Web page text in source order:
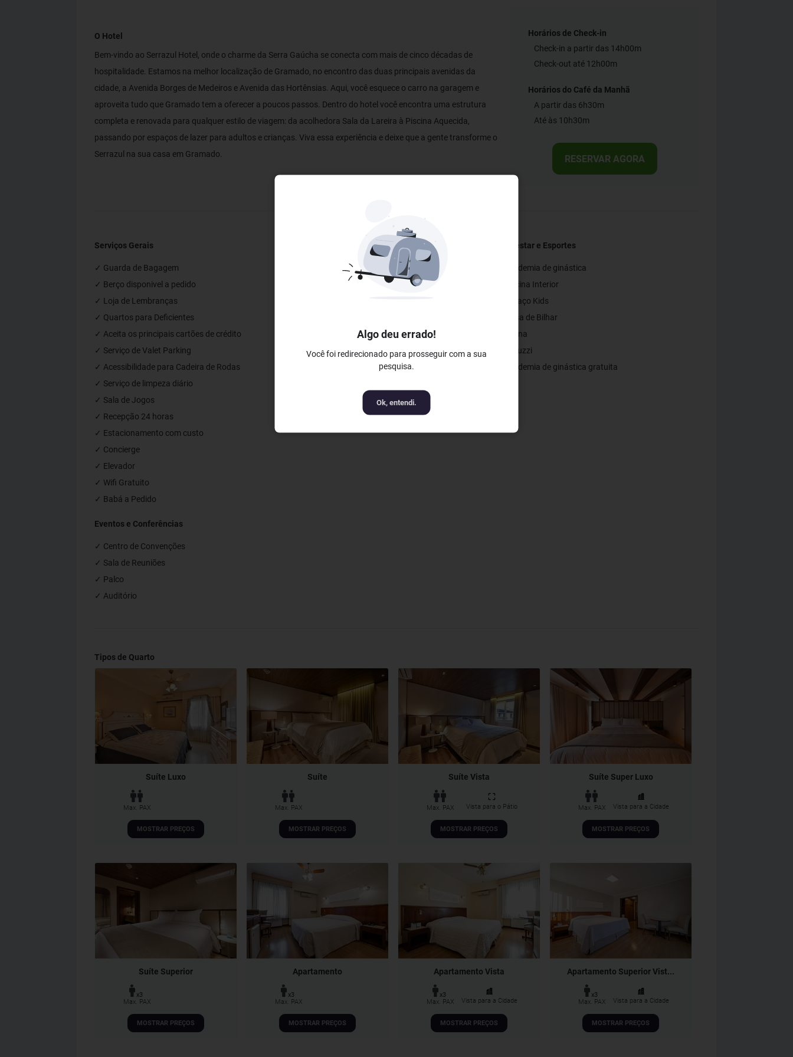
Algo deu errado!
Você foi redirecionado para prosseguir com a sua
pesquisa.
Ok, entendi.
O Hotel
Bem-vindo ao Serrazul Hotel, onde o charme da Serra Gaúcha se conecta com mais de cinco décadas de
hospitalidade. Estamos na melhor localização de Gramado, no encontro das duas principais avenidas da
cidade, a Avenida Borges de Medeiros e Avenida das Hortênsias. Aqui, você esquece o carro na garagem e
aproveita tudo que Gramado tem a oferecer a poucos passos. Dentro do hotel você encontra uma estrutura
completa e renovada para qualquer estilo de viagem: da acolhedora Sala da Lareira à Piscina Aquecida,
passando por espaços de lazer para adultos e crianças. Viva essa experiência e deixe que a gente transforme o
Serrazul na sua casa em Gramado.
Horários de Check-in
Check-in a partir das 14h00m
Check-out até 12h00m
Horários do Café da Manhã
A partir das 6h30m
Até às 10h30m
RESERVAR AGORA
Serviços Gerais
✓ Guarda de Bagagem
✓ Berço disponivel a pedido
✓ Loja de Lembranças
✓ Quartos para Deficientes
✓ Aceita os principais cartões de crédito
✓ Serviço de Valet Parking
✓ Acessibilidade para Cadeira de Rodas
✓ Serviço de limpeza diário
✓ Sala de Jogos
✓ Recepção 24 horas
✓ Estacionamento com custo
✓ Concierge
✓ Elevador
✓ Wifi Gratuito
✓ Babá a Pedido
Restaurantes e Bares
✓ Bar
Bem-estar e Esportes
✓ Academia de ginástica
✓ Piscina Interior
✓ Espaço Kids
✓ Mesa de Bilhar
✓ Sauna
✓ Jacuzzi
✓ Academia de ginástica gratuita
Eventos e Conferências
✓ Centro de Convenções
✓ Sala de Reuniões
✓ Palco
✓ Auditório
Tipos de Quarto
Suíte Luxo
Max. PAX
MOSTRAR PREÇOS
Suíte
Max. PAX
MOSTRAR PREÇOS
Suíte Vista
Max. PAX Vista para o Pátio
MOSTRAR PREÇOS
Suíte Super Luxo
Max. PAX Vista para a Cidade
MOSTRAR PREÇOS
Suíte Superior
x3
Max. PAX
MOSTRAR PREÇOS
Apartamento
x3
Max. PAX
MOSTRAR PREÇOS
Apartamento Vista
x3
Max. PAX
Vista para a Cidade
MOSTRAR PREÇOS
Apartamento Superior Vist...
x3
Max. PAX
Vista para a Cidade
MOSTRAR PREÇOS